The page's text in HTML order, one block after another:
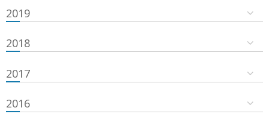
2019
2018
2017
2016